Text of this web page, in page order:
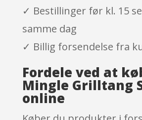
✓ Bestillinger før kl. 15
samme dag
✓ Billig forsendelse fra
Fordele ved at
Mingle Grilltang
online